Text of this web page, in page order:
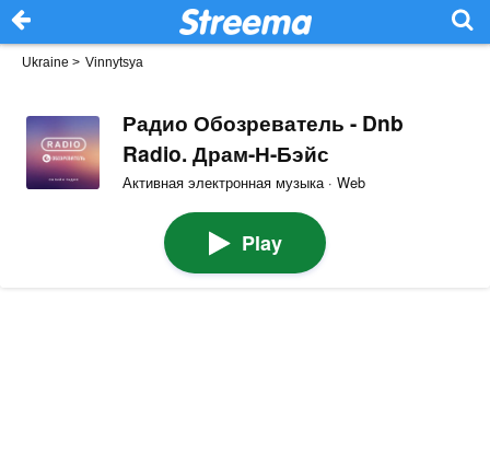
Ukraine > Vinnytsya
Радио Обозреватель - Dnb
Radio. Драм-Н-Бэйс
Активная электронная музыка · Web
Play